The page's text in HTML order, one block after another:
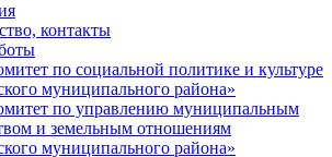
контакты
по социальной политике и культуре
муниципального района»
по управлению муниципальным
и земельным отношениям
муниципального района»